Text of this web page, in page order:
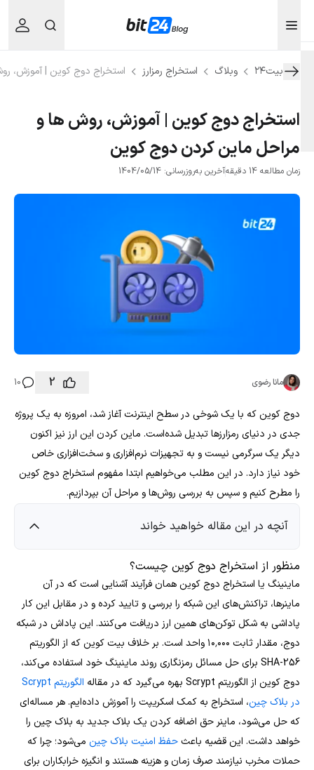
بیت۲۴ وبلاگ استخراج رمزارز استخراج دوج کوین | آموزش،
استخراج دوج کوین | آموزش، روش ها و
مراحل ماین کردن دوج کوین
زمان مطالعه 14 دقیقه آخرین به‌روزرسانی: 1404/05/14
مانا رضوی 2
10
دوج کوین که با یک شوخی در سطح اینترنت آغاز شد، امروزه به یک پروژه
جدی در دنیای رمزارزها تبدیل شده‌است. ماین کردن این ارز نیز اکنون
دیگر یک سرگرمی نیست و به تجهیزات نرم‌افزاری و سخت‌افزاری خاص
خود نیاز دارد. در این مطلب می‌خواهیم ابتدا مفهوم استخراج دوج کوین
را مطرح کنیم و سپس به بررسی روش‌ها و مراحل آن بپردازیم.
آنچه در این مقاله خواهید خواند
منظور از استخراج دوج کوین چیست؟
ماینینگ یا استخراج دوج کوین همان فرآیند آشنایی است که در آن
ماینرها، تراکنش‌های این شبکه را بررسی و تایید کرده و در مقابل این کار
پاداشی به شکل توکن‌های همین ارز دریافت می‌کنند. این پاداش در شبکه
دوج، مقدار ثابت ۱۰٬۰۰۰ واحد است. بر خلاف بیت کوین که از الگوریتم
SHA-256 برای حل مسائل رمزنگاری روند ماینینگ خود استفاده می‌کند،
دوج کوین از الگوریتم Scrypt بهره می‌گیرد که در مقاله
الگوریتم Scrypt
در بلاک چین، استخراج به کمک اسکریپت را آموزش داده‌ایم. هر مساله‌ای
که حل می‌شود، ماینر حق اضافه کردن یک بلاک جدید به بلاک چین را
خواهد داشت. این قضیه باعثحفظ امنیت بلاک چینمی‌شود؛ چرا که
حملات مخرب نیازمند صرف زمان و هزینه هستند و انگیزه خرابکاران برای